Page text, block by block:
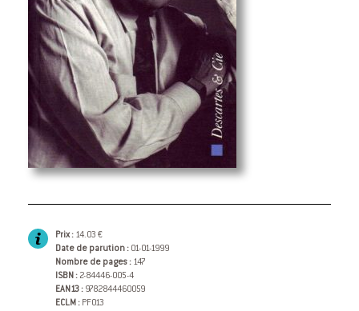
Prix : 14.03 €
Date de parution : 01-01-1999
Nombre de pages : 147
ISBN : 2-84446-005-4
EAN13 : 9782844460059
ECLM : PF013